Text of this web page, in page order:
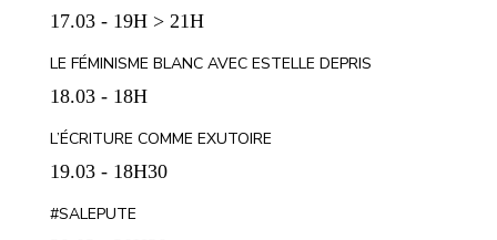
17.03 - 19H > 21H
LE FÉMINISME BLANC AVEC ESTELLE DEPRIS
18.03 - 18H
L’ÉCRITURE COMME EXUTOIRE
19.03 - 18H30
#SALEPUTE